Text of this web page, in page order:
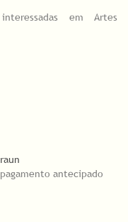
em Artes
antecipado